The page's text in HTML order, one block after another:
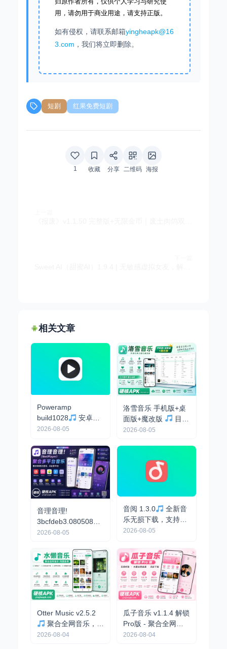
用，请勿用于商业用途，请支持正版。
如有侵权，请联系邮箱yingheapk@16
3.com ，我们将立即删除。
短剧 红果免费短剧
1 收藏 分享 二维码 海报
相关文章
Poweramp
build1028
安卓最
强音乐播放器，解锁
2026-08-05
洛雪音乐 手机版+桌
面版+魔改版
目前
最强免费音乐软件，
2026-08-05
音理音理!
3bcfdeb3.08050855
开源免费 - 聚合海量
持下载
2026-08-05
音阅 1.3.0
全新音
乐无损下载，支持下
载歌词和封面
2026-08-05
Otter Music v2.5.2
聚合全网音乐，支
持无损下载，内置音
2026-08-04
瓜子音乐 v1.1.4 解锁
Pro版 - 聚合全网音
乐/内置音源/无损下
2026-08-04